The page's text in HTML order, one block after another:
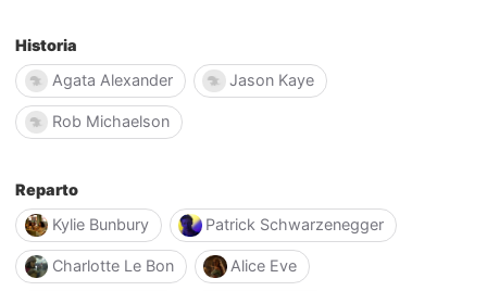
Historia
Agata Alexander
Jason Kaye
Rob Michaelson
Reparto
Kylie Bunbury
Patrick Schwarzenegger
Charlotte Le Bon Alice Eve